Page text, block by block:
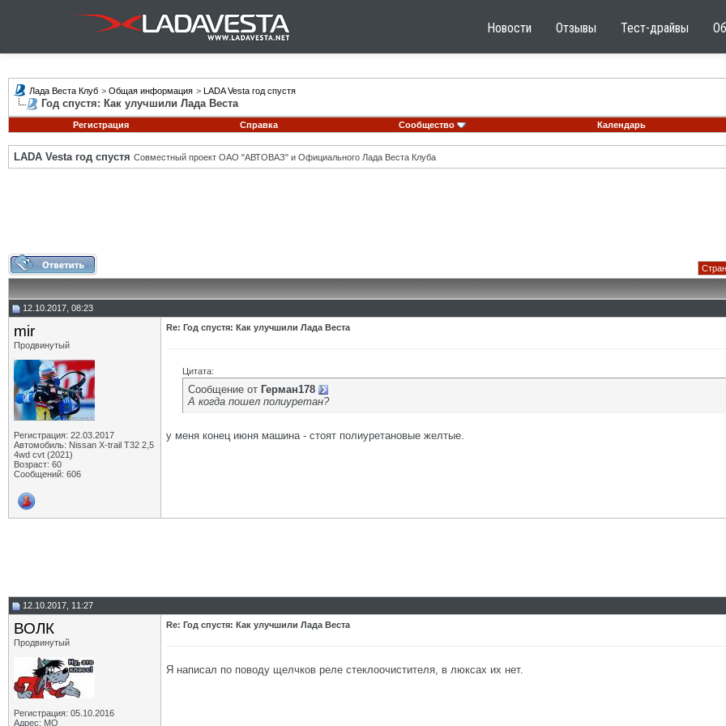
Новости Отзывы Тест-драйвы
Лада Веста Клуб > Общая информация > LADA Vesta год спустя
Год спустя: Как улучшили Лада Веста
Регистрация
Справка Сообщество Календарь
LADA Vesta год спустя Совместный проект ОАО "АВТОВАЗ" и Официального Лада Веста Клуба
12.10.2017, 08:23
mir
Продвинутый
Регистрация: 22.03.2017
Автомобиль: Nissan X-trail Т32 2,5
4wd cvt (2021)
Возраст: 60
Сообщений: 606
Re: Год спустя: Как улучшили Лада Веста
Цитата:
Сообщение от Герман178
А когда пошел полиуретан?
у меня конец июня машина - стоят полиуретановые желтые.
12.10.2017, 11:27
ВОЛК
Продвинутый
Регистрация: 05.10.2016
Адрес: МО
Re: Год спустя: Как улучшили Лада Веста
Я написал по поводу щелчков реле стеклоочистителя, в люксах их нет.